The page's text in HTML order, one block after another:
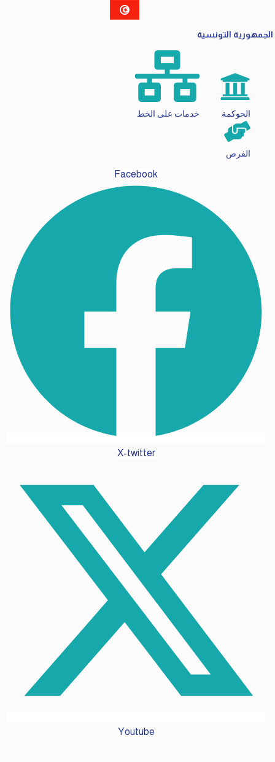
الجمهورية التونسية
الحوكمة خدمات على الخط
الفرص
Facebook
X-twitter
Youtube